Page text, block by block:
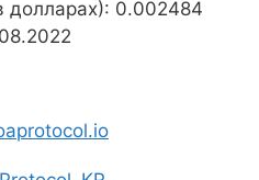
долларах): 0.002484